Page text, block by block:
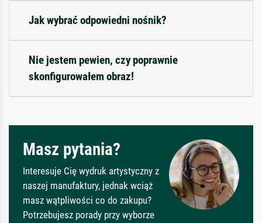
Jak wybrać odpowiedni nośnik?
Nie jestem pewien, czy poprawnie
skonfigurowałem obraz!
Masz pytania?
Interesuje Cię wydruk artystyczny z
naszej manufaktury, jednak wciąż
masz wątpliwości co do zakupu?
Potrzebujesz porady przy wyborze